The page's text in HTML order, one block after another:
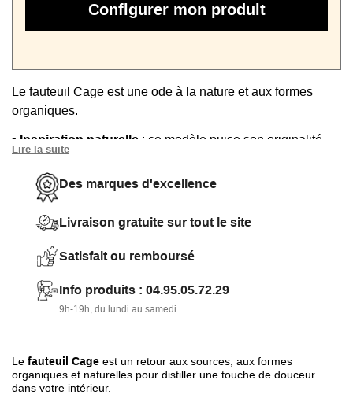
Configurer mon produit
Le fauteuil Cage est une ode à la nature et aux formes
organiques.
• Inspiration naturelle : ce modèle puise son originalité
dans la nature et les matières organiques. Esprit vintage et
scandinave avec son dossier incurvé à barreaux en bois et
coussins généreux
• 100% Personnalisable: vous créez un siège unique en
choisissant le tissu, la couleur et la teinte du bois
polyuréthane avec couche de fibres douces et dossier en
mousse super souple
Lire la suite
Des marques d'excellence
Livraison gratuite sur tout le site
Satisfait ou remboursé
Info produits : 04.95.05.72.29
9h-19h, du lundi au samedi
Le fauteuil Cage est un retour aux sources, aux formes
organiques et naturelles pour distiller une touche de douceur
dans votre intérieur.